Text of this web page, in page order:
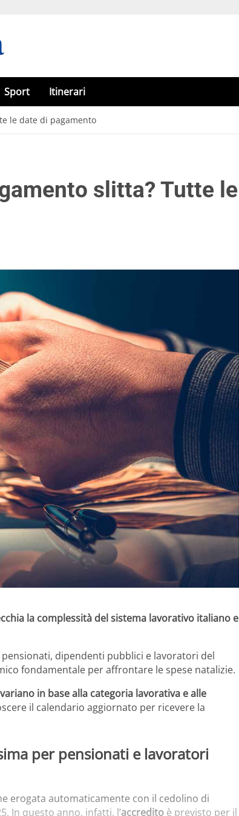
Sport Itinerari
le date di pagamento
slitta? Tutte le
la complessità del sistema lavorativo italiano e
pensionati, dipendenti pubblici e lavoratori del
fondamentale per affrontare le spese natalizie.
variano in base alla categoria lavorativa e alle
il calendario aggiornato per ricevere la
per pensionati e lavoratori
erogata automaticamente con il cedolino di
In questo anno, infatti, l’accredito è previsto per il